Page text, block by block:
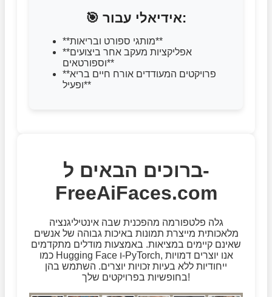
🎯 אידיאלי עבור:
**מותגי ספורט ובריאות**
**אפליקציות מעקב אחר ביצועים
וספורטאים**
**פרויקטים המעודדים אורח חיים בריא
ופעיל**
ברוכים הבאים ל-
FreeAiFaces.com
גלה פלטפורמה מהפכנית שבה אינטיליגנציה
מלאכותית מייצרת תמונות באיכות גבוהה של אנשים
שאינם קיימים במציאות. באמצעות מודלים מתקדמים
כמו Hugging Face ו-PyTorch, אנו יוצרים דמויות
ייחודיות ללא בעיות זכויות יוצרים. השתמש בהן
בחופשיות בפרויקטים שלך!